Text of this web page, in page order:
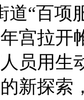
道“百项
宫拉开
员用生
新探索